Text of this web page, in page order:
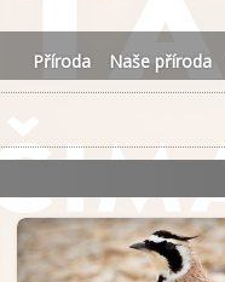
Příroda Naše příroda